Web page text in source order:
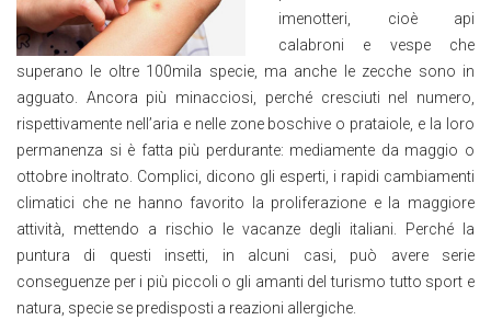
g
a
t
i
o
n
g
a
i
o
imenotteri, cioè api
calabroni e vespe che
superano le oltre 100mila specie, ma anche le zecche sono in
agguato. Ancora più minacciosi, perché cresciuti nel numero,
rispettivamente nell’aria e nelle zone boschive o prataiole, e la loro
permanenza si è fatta più perdurante: mediamente da maggio o
ottobre inoltrato. Complici, dicono gli esperti, i rapidi cambiamenti
climatici che ne hanno favorito la proliferazione e la maggiore
attività, mettendo a rischio le vacanze degli italiani. Perché la
puntura di questi insetti, in alcuni casi, può avere serie
conseguenze per i più piccoli o gli amanti del turismo tutto sport e
natura, specie se predisposti a reazioni allergiche.